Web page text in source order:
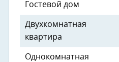
Гостевой дом
Двухкомнатная
квартира
Однокомнатная